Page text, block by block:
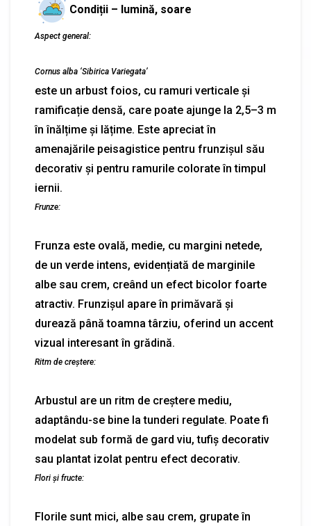
Condiții – lumină, soare
Aspect general:
Cornus alba ‘Sibirica Variegata’
este un arbust foios, cu ramuri verticale și
ramificație densă, care poate ajunge la 2,5–3 m
în înălțime și lățime. Este apreciat în
amenajările peisagistice pentru frunzișul său
decorativ și pentru ramurile colorate în timpul
iernii.
Frunze:
Frunza este ovală, medie, cu margini netede,
de un verde intens, evidențiată de marginile
albe sau crem, creând un efect bicolor foarte
atractiv. Frunzișul apare în primăvară și
durează până toamna târziu, oferind un accent
vizual interesant în grădină.
Ritm de creștere:
Arbustul are un ritm de creștere mediu,
adaptându-se bine la tunderi regulate. Poate fi
modelat sub formă de gard viu, tufiș decorativ
sau plantat izolat pentru efect decorativ.
Flori și fructe:
Florile sunt mici, albe sau crem, grupate în